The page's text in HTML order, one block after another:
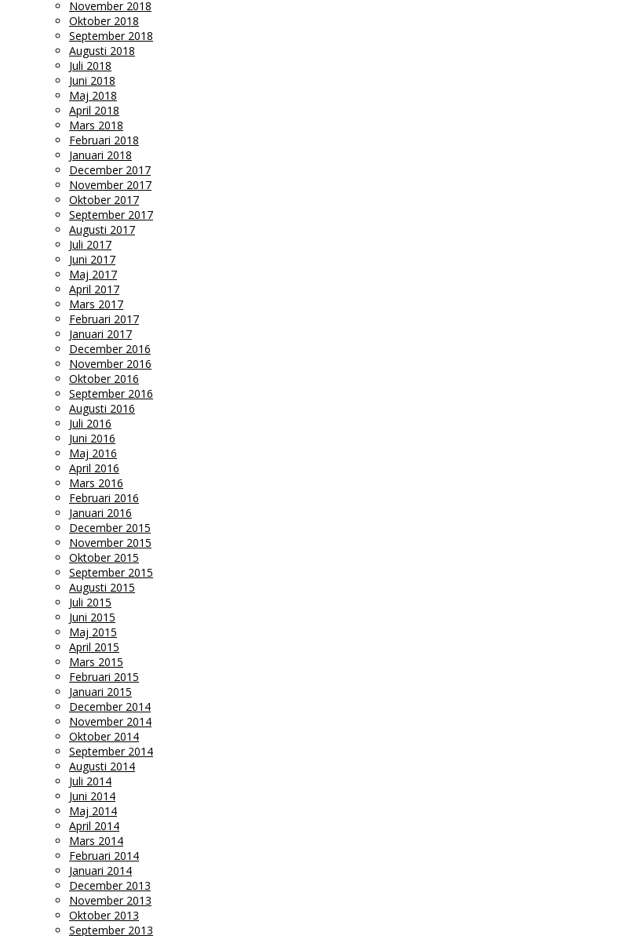
November 2018
Oktober 2018
September 2018
Augusti 2018
Juli 2018
Juni 2018
Maj 2018
April 2018
Mars 2018
Februari 2018
Januari 2018
December 2017
November 2017
Oktober 2017
September 2017
Augusti 2017
Juli 2017
Juni 2017
Maj 2017
April 2017
Mars 2017
Februari 2017
Januari 2017
December 2016
November 2016
Oktober 2016
September 2016
Augusti 2016
Juli 2016
Juni 2016
Maj 2016
April 2016
Mars 2016
Februari 2016
Januari 2016
December 2015
November 2015
Oktober 2015
September 2015
Augusti 2015
Juli 2015
Juni 2015
Maj 2015
April 2015
Mars 2015
Februari 2015
Januari 2015
December 2014
November 2014
Oktober 2014
September 2014
Augusti 2014
Juli 2014
Juni 2014
Maj 2014
April 2014
Mars 2014
Februari 2014
Januari 2014
December 2013
November 2013
Oktober 2013
September 2013